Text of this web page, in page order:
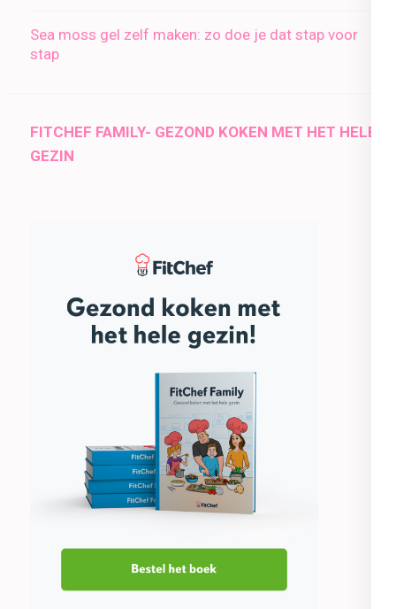
Sea moss gel zelf maken: zo doe je dat stap voor
stap
FITCHEF FAMILY- GEZOND KOKEN MET HET HELE
GEZIN